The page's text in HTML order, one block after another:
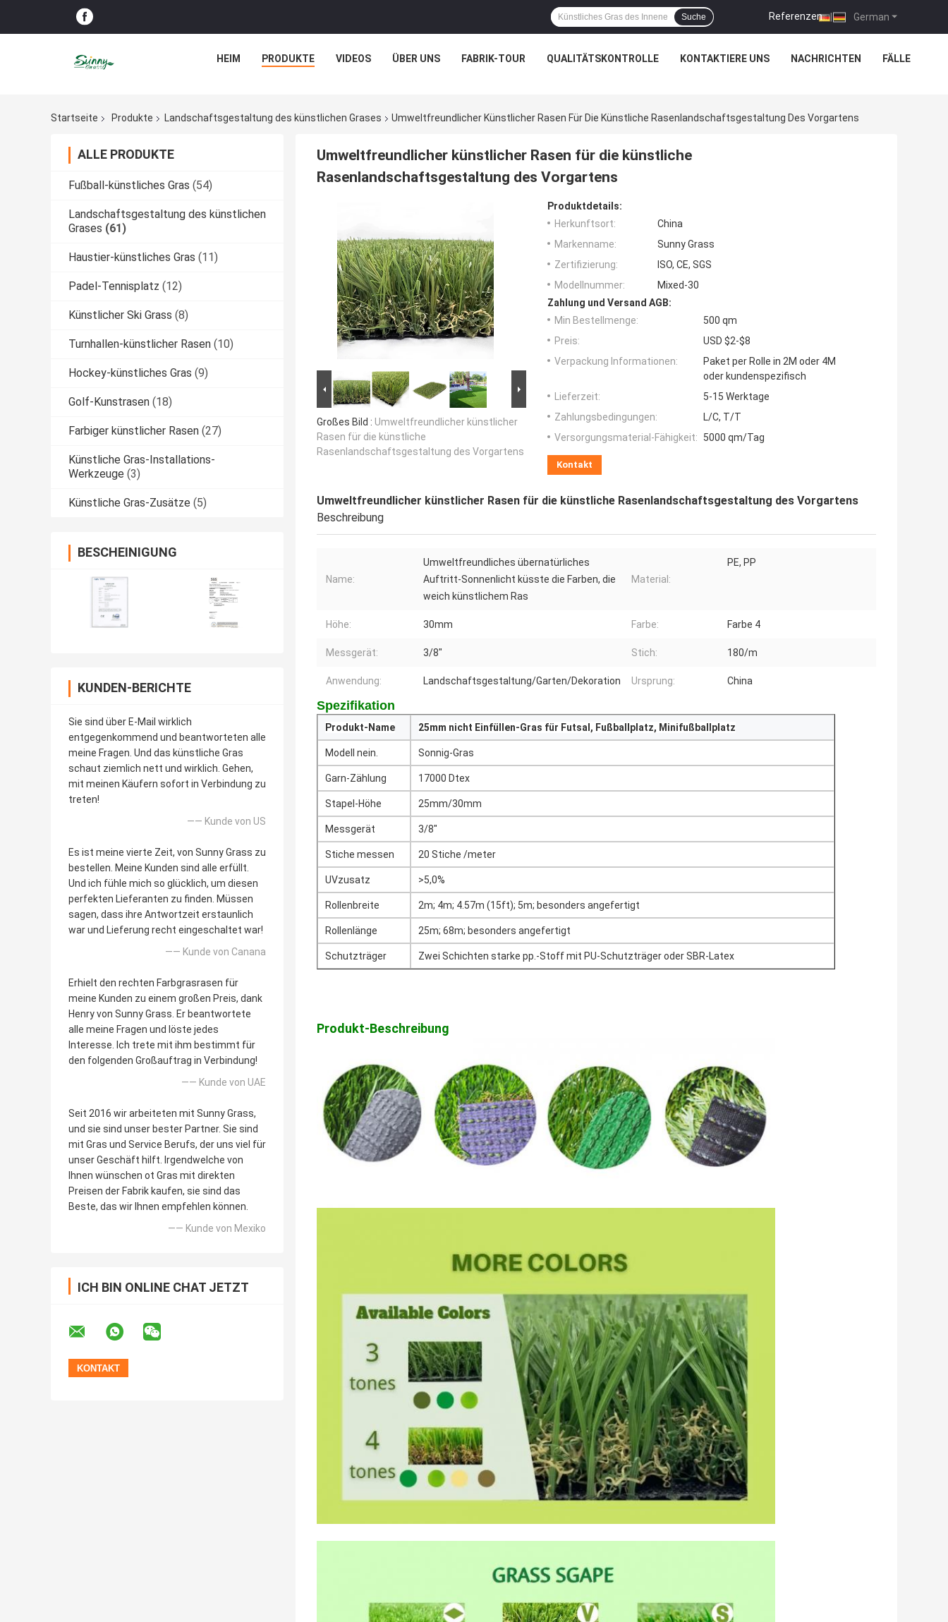
German
Referenzen |
Suche
HEIM PRODUKTE VIDEOS ÜBER UNS FABRIK-TOUR QUALITÄTSKONTROLLE KONTAKTIERE UNS NACHRICHTEN FÄLLE
Startseite Produkte Landschaftsgestaltung des künstlichen Grases Umweltfreundlicher Künstlicher Rasen Für Die Künstliche Rasenlandschaftsgestaltung Des Vorgartens
ALLE PRODUKTE
Fußball-künstliches Gras (54)
Landschaftsgestaltung des künstlichen
Grases (61)
Haustier-künstliches Gras (11)
Padel-Tennisplatz (12)
Künstlicher Ski Grass (8)
Turnhallen-künstlicher Rasen (10)
Hockey-künstliches Gras (9)
Golf-Kunstrasen (18)
Farbiger künstlicher Rasen (27)
Künstliche Gras-Installations-
Werkzeuge (3)
Künstliche Gras-Zusätze (5)
BESCHEINIGUNG
KUNDEN-BERICHTE
Sie sind über E-Mail wirklich
entgegenkommend und beantworteten alle
meine Fragen. Und das künstliche Gras
schaut ziemlich nett und wirklich. Gehen,
mit meinen Käufern sofort in Verbindung zu
treten!
—— Kunde von US
Es ist meine vierte Zeit, von Sunny Grass zu
bestellen. Meine Kunden sind alle erfüllt.
Und ich fühle mich so glücklich, um diesen
perfekten Lieferanten zu finden. Müssen
sagen, dass ihre Antwortzeit erstaunlich
war und Lieferung recht eingeschaltet war!
—— Kunde von Canana
Erhielt den rechten Farbgrasrasen für
meine Kunden zu einem großen Preis, dank
Henry von Sunny Grass. Er beantwortete
alle meine Fragen und löste jedes
Interesse. Ich trete mit ihm bestimmt für
den folgenden Großauftrag in Verbindung!
—— Kunde von UAE
Seit 2016 wir arbeiteten mit Sunny Grass,
und sie sind unser bester Partner. Sie sind
mit Gras und Service Berufs, der uns viel für
unser Geschäft hilft. Irgendwelche von
Ihnen wünschen ot Gras mit direkten
Preisen der Fabrik kaufen, sie sind das
Beste, das wir Ihnen empfehlen können.
—— Kunde von Mexiko
ICH BIN ONLINE CHAT JETZT
Umweltfreundlicher künstlicher Rasen für die künstliche
Rasenlandschaftsgestaltung des Vorgartens
Großes Bild : Umweltfreundlicher künstlicher
Rasen für die künstliche
Rasenlandschaftsgestaltung des Vorgartens
Produktdetails:
Herkunftsort:
China
Markenname:
Sunny Grass
Zertifizierung:
ISO, CE, SGS
Modellnummer:
Mixed-30
Zahlung und Versand AGB:
Min Bestellmenge:
500 qm
Preis:
USD $2-$8
Verpackung Informationen:
Paket per Rolle in 2M oder 4M
oder kundenspezifisch
Lieferzeit:
5-15 Werktage
Zahlungsbedingungen:
L/C, T/T
Versorgungsmaterial-Fähigkeit:
5000 qm/Tag
Kontakt
Umweltfreundlicher künstlicher Rasen für die künstliche Rasenlandschaftsgestaltung des Vorgartens
Beschreibung
Name:
Umweltfreundliches übernatürliches
Auftritt-Sonnenlicht küsste die Farben, die
weich künstlichem Ras
Material:
PE, PP
Höhe: 30mm Farbe: Farbe 4
Messgerät: 3/8" Stich: 180/m
Anwendung: Landschaftsgestaltung/Garten/Dekoration Ursprung: China
Spezifikation
Produkt-Name 25mm nicht Einfüllen-Gras für Futsal, Fußballplatz, Minifußballplatz
Modell nein. Sonnig-Gras
Garn-Zählung 17000 Dtex
Stapel-Höhe 25mm/30mm
Messgerät 3/8"
Stiche messen 20 Stiche /meter
UVzusatz >5,0%
Rollenbreite 2m; 4m; 4.57m (15ft); 5m; besonders angefertigt
Rollenlänge 25m; 68m; besonders angefertigt
Schutzträger Zwei Schichten starke pp.-Stoff mit PU-Schutzträger oder SBR-Latex
Produkt-Beschreibung